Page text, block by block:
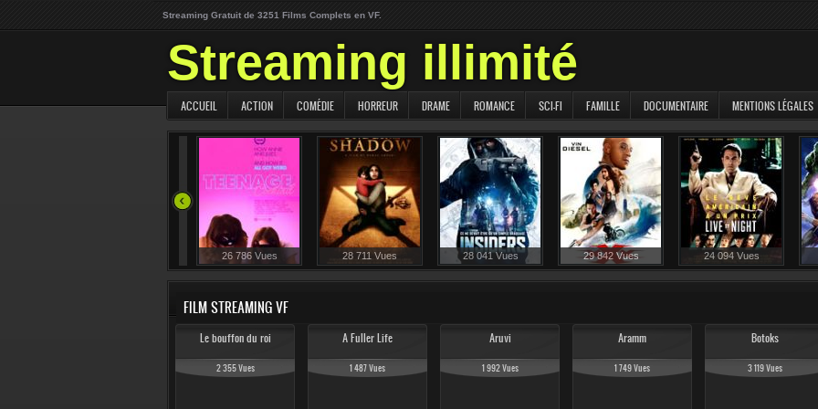
Streaming Gratuit de 3251 Films Complets en VF.
Streaming illimité
ACCUEIL ACTION COMÉDIE HORREUR DRAME ROMANCE SCI-FI FAMILLE DOCUMENTAIRE MENTIONS LÉGALES
26 786 Vues 28 711 Vues 28 041 Vues 29 842 Vues 24 094 Vues
FILM STREAMING VF
Le bouffon du roi
2 355 Vues
A Fuller Life
1 487 Vues
Aruvi
1 992 Vues
Aramm
1 749 Vues
Botoks
3 119 Vues